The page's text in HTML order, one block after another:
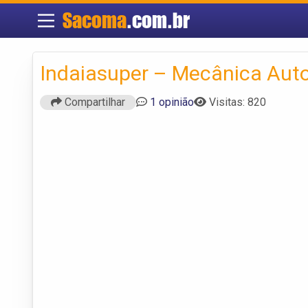
Sacoma.com.br
Indaiasuper – Mecânica
Compartilhar 1 opinião Visitas: 820